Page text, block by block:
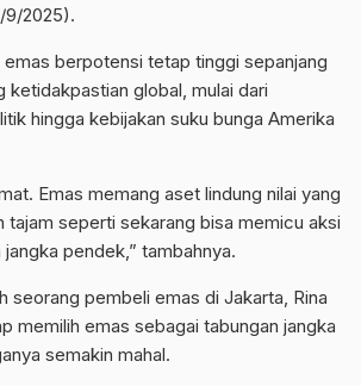
9/2025).
emas berpotensi tetap tinggi sepanjang
ketidakpastian global, mulai dari
hingga kebijakan suku bunga Amerika
Emas memang aset lindung nilai yang
tajam seperti sekarang bisa memicu aksi
pendek,” tambahnya.
seorang pembeli emas di Jakarta, Rina
memilih emas sebagai tabungan jangka
semakin mahal.